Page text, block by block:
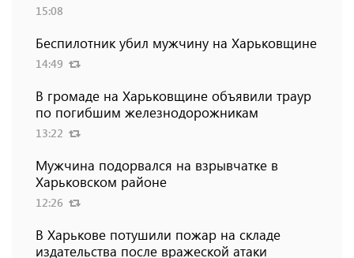
15:08
Беспилотник убил мужчину на Харьковщине
14:49
В громаде на Харьковщине объявили траур
по погибшим железнодорожникам
13:22
Мужчина подорвался на взрывчатке в
Харьковском районе
12:26
В Харькове потушили пожар на складе
издательства после вражеской атаки